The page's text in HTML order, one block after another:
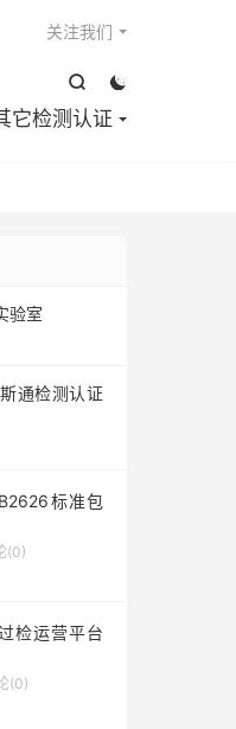


它检测认证
关注我们
验室
通检测认证
标准包
(0)
检运营平台
(0)